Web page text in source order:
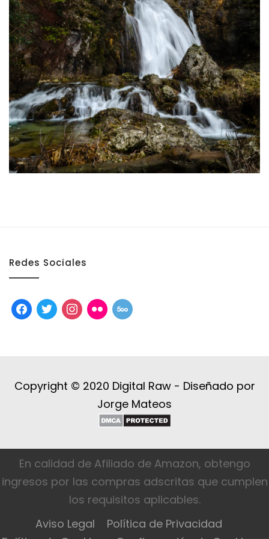
Redes Sociales
facebook
twitterinstagram
flickr 500px
Copyright © 2020 Digital Raw - Diseñado por
Jorge Mateos
En calidad de Afiliado de Amazon, obtengo
ingresos por las compras adscritas que cumplen
los requisitos aplicables.
Aviso Legal
Política de Privacidad